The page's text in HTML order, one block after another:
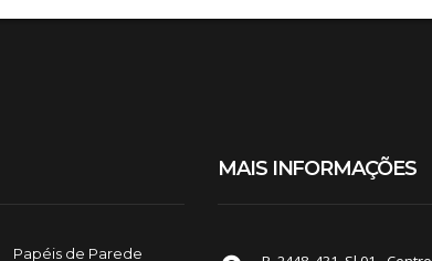
Papéis de Parede
MAIS INFORMAÇÕES